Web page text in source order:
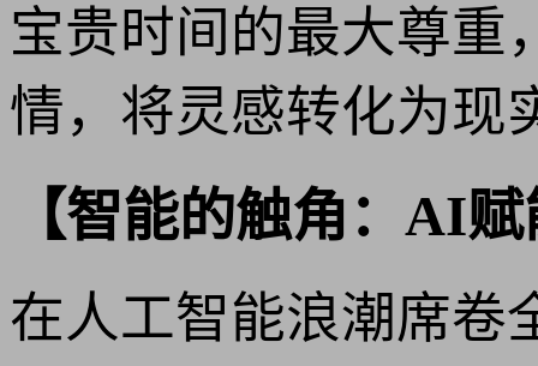
宝贵时间的最大尊重
情，将灵感转化为现
【智能的触角：AI
在人工智能浪潮席卷